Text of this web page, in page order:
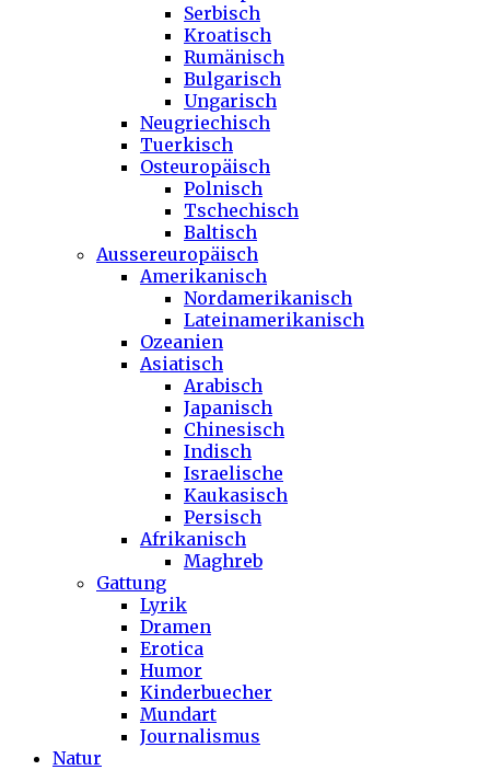
Serbisch
Kroatisch
Rumänisch
Bulgarisch
Ungarisch
Neugriechisch
Tuerkisch
Osteuropäisch
Polnisch
Tschechisch
Baltisch
Aussereuropäisch
Amerikanisch
Nordamerikanisch
Lateinamerikanisch
Ozeanien
Asiatisch
Arabisch
Japanisch
Chinesisch
Indisch
Israelische
Kaukasisch
Persisch
Afrikanisch
Maghreb
Gattung
Lyrik
Dramen
Erotica
Humor
Kinderbuecher
Mundart
Journalismus
Natur